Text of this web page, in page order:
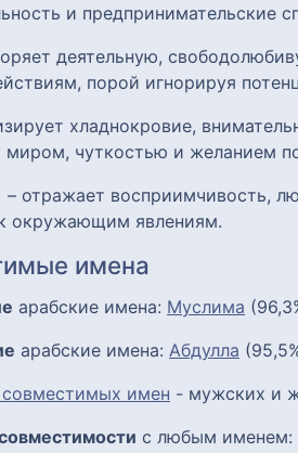
и предпринимательские
деятельную,
порой игнорируя
хладнокровие,
миром, чуткостью и желанием
– отражает восприимчивость,
окружающим явлениям.
имена
арабские имена: Муслима
арабские имена: Абдулла
имен - мужских и
с любым именем: